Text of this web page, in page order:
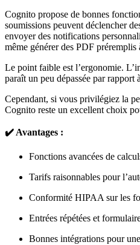
Cognito propose de bonnes
soumissions peuvent déclencher
envoyer des notifications
même générer des PDF préremplis
Le point faible est l’ergonomie.
paraît un peu dépassée par rapport
Cependant, si vous privilégiez la
Cognito reste un excellent choix
✔️ Avantages :
Fonctions avancées de
Tarifs raisonnables pour
Conformité HIPAA sur les
Entrées répétées et
Bonnes intégrations pour